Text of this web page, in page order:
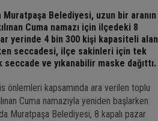
Muratpaşa Belediyesi, uzun bir aranın
Cuma namazı için ilçedeki 8
yerinde 4 bin 300 kişi kapasiteli alan
seccadesi, ilçe sakinleri için tek
seccade ve yıkanabilir maske dağıttı.
önlemleri kapsamında ara verilen toplu
Cuma namazıyla yeniden başlarken
Muratpaşa Belediyesi, 8 kapalı pazar